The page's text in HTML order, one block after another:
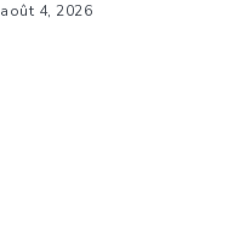
août 4, 2026